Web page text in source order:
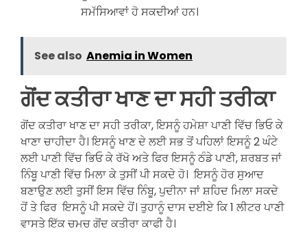
ਸਮੱਸਿਆਵਾਂ ਹੋ ਸਕਦੀਆਂ ਹਨ।
See also Anemia in Women
ਗੋਂਦ ਕਤੀਰਾ ਖਾਣ ਦਾ ਸਹੀ ਤਰੀਕਾ
ਗੋਂਦ ਕਤੀਰਾ ਖਾਣ ਦਾ ਸਹੀ ਤਰੀਕਾ, ਇਸਨੂੰ ਹਮੇਸ਼ਾ ਪਾਣੀ ਵਿੱਚ ਭਿਓ ਕੇ
ਖਾਣਾ ਚਾਹੀਦਾ ਹੈ। ਇਸਨੂੰ ਖਾਣ ਦੇ ਲਈ ਸਭ ਤੋਂ ਪਹਿਲਾਂ ਇਸਨੂੰ 2 ਘੰਟੇ
ਲਈ ਪਾਣੀ ਵਿੱਚ ਭਿਓ ਕੇ ਰੱਖੋ ਅਤੇ ਫਿਰ ਇਸਨੂੰ ਠੰਡੇ ਪਾਣੀ, ਸ਼ਰਬਤ ਜਾਂ
ਨਿੰਬੂ ਪਾਣੀ ਵਿੱਚ ਮਿਲਾ ਕੇ ਤੁਸੀਂ ਪੀ ਸਕਦੇ ਹੋ। ਇਸਨੂੰ ਹੋਰ ਸੁਆਦ
ਬਣਾਉਣ ਲਈ ਤੁਸੀਂ ਇਸ ਵਿੱਚ ਨਿੰਬੂ, ਪੁਦੀਨਾ ਜਾਂ ਸ਼ਹਿਦ ਮਿਲਾ ਸਕਦੇ
ਹੋਂ ਤੇ ਫਿਰ ਇਸਨੂੰ ਪੀ ਸਕਦੇ ਹੋਂ। ਤੁਹਾਨੂੰ ਦਾਸ ਦਈਏ ਕਿ 1 ਲੀਟਰ ਪਾਣੀ
ਵਾਸਤੇ ਇੱਕ ਚਮਚ ਗੋਂਦ ਕਤੀਰਾ ਕਾਫੀ ਹੈ।